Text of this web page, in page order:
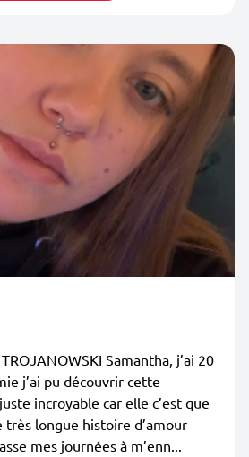
Samantha, j’ai 20
j’ai pu découvrir cette
incroyable car elle c’est que
très longue histoire d’amour
mes journées à m’enn...